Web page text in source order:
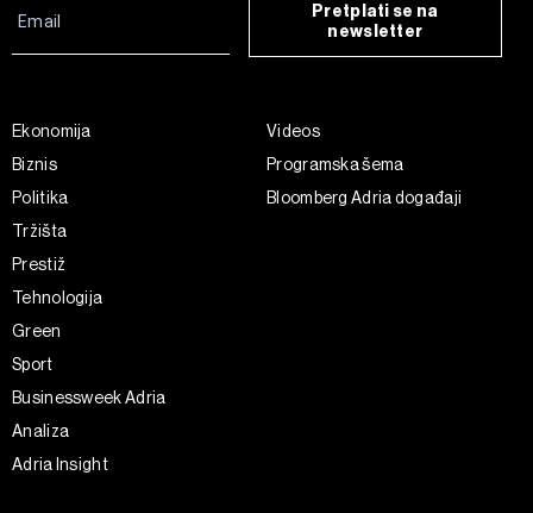
Pretplati se na
newsletter
Ekonomija
Biznis
Politika
Tržišta
Prestiž
Tehnologija
Green
Sport
Businessweek Adria
Analiza
Adria Insight
Videos
Programska šema
Bloomberg Adria događaji